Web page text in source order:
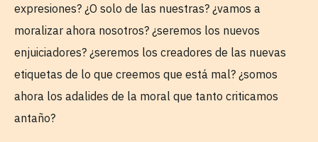
expresiones? ¿O solo de las nuestras? ¿vamos a
moralizar ahora nosotros? ¿seremos los nuevos
enjuiciadores? ¿seremos los creadores de las nuevas
etiquetas de lo que creemos que está mal? ¿somos
ahora los adalides de la moral que tanto criticamos
antaño?